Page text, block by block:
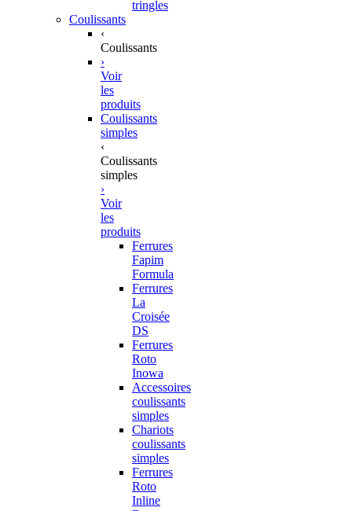
tringles
Coulissants
‹
Coulissants
›
Voir
les
produits
Coulissants
simples
‹
Coulissants
simples
›
Voir
les
produits
Ferrures
Fapim
Formula
Ferrures
La
Croisée
DS
Ferrures
Roto
Inowa
Accessoires
coulissants
simples
Chariots
coulissants
simples
Ferrures
Roto
Inline